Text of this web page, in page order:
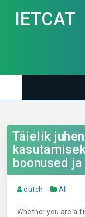
IETCAT
Täielik
boonused
dutch All
Whether you are a